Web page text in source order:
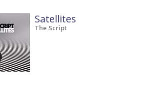
Satellites
The Script